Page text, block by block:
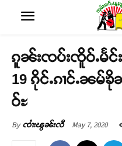
ၵူၼ်းၸပ်းၸိူဝ်ႉမႅင်
19 ၵိုင်ႉၵၢင်ႉၼ
ဝ်ႊ
By ၸၢႆးၽွၼ်းလီ May 7, 2020